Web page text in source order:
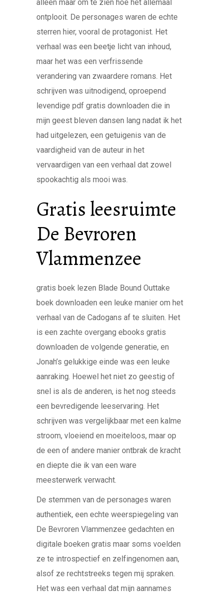
alleen maar om te zien hoe het allemaal
ontplooit. De personages waren de echte
sterren hier, vooral de protagonist. Het
verhaal was een beetje licht van inhoud,
maar het was een verfrissende
verandering van zwaardere romans. Het
schrijven was uitnodigend, oproepend
levendige pdf gratis downloaden die in
mijn geest bleven dansen lang nadat ik het
had uitgelezen, een getuigenis van de
vaardigheid van de auteur in het
vervaardigen van een verhaal dat zowel
spookachtig als mooi was.
Gratis leesruimte
De Bevroren
Vlammenzee
gratis boek lezen Blade Bound Outtake
boek downloaden een leuke manier om het
verhaal van de Cadogans af te sluiten. Het
is een zachte overgang ebooks gratis
downloaden de volgende generatie, en
Jonah’s gelukkige einde was een leuke
aanraking. Hoewel het niet zo geestig of
snel is als de anderen, is het nog steeds
een bevredigende leeservaring. Het
schrijven was vergelijkbaar met een kalme
stroom, vloeiend en moeiteloos, maar op
de een of andere manier ontbrak de kracht
en diepte die ik van een ware
meesterwerk verwacht.
De stemmen van de personages waren
authentiek, een echte weerspiegeling van
De Bevroren Vlammenzee gedachten en
digitale boeken gratis maar soms voelden
ze te introspectief en zelfingenomen aan,
alsof ze rechtstreeks tegen mij spraken.
Het was een verhaal dat mijn aannames